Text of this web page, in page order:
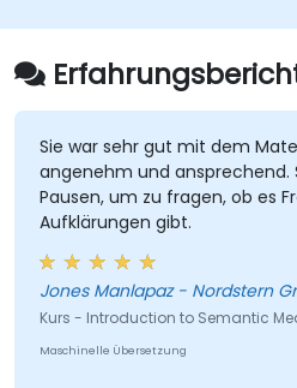
inhaltsbasierten
basieren, sowie zum
ermöglichen es Teams,
Katalogisierungsaufgaben
bislang verborgene
machen und die Art und
Organisationen Wissen in
über verschiedene
entdecken, verwalten und
nachhaltig zu
Sie war sehr gut mit dem
angenehm und
Pausen, um zu fragen, ob es
Aufklärungen gibt.
Jones Manlapaz - Nordstern
Kurs - Introduction to Semantic
Maschinelle Übersetzung